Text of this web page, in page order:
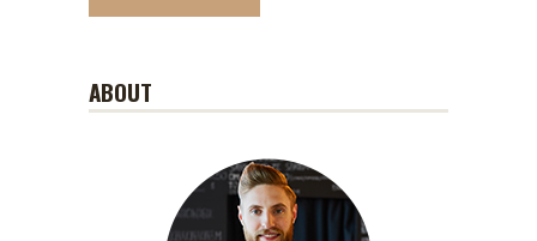
ABOUT